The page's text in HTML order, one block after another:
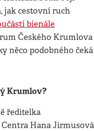
jak cestovní ruch
bienále
Českého Krumlova
něco podobného čeká
Krumlov?
ředitelka
Hana Jirmusová